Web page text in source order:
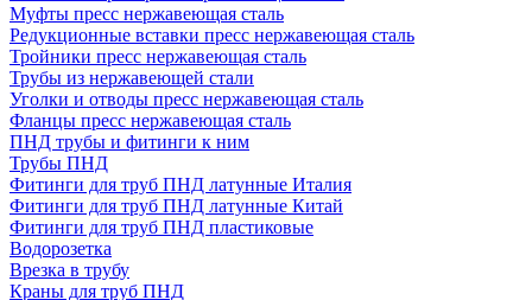
Муфты пресс нержавеющая сталь
Редукционные вставки пресс нержавеющая сталь
Тройники пресс нержавеющая сталь
Трубы из нержавеющей стали
Уголки и отводы пресс нержавеющая сталь
Фланцы пресс нержавеющая сталь
ПНД трубы и фитинги к ним
Трубы ПНД
Фитинги для труб ПНД латунные Италия
Фитинги для труб ПНД латунные Китай
Фитинги для труб ПНД пластиковые
Водорозетка
Врезка в трубу
Краны для труб ПНД